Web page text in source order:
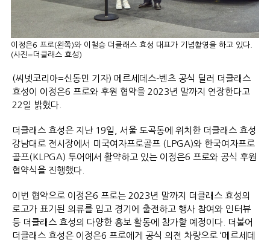
이정은6 프로(왼쪽)와 이철승 더클래스 효성 대표가 기념촬영을 하고 있다.
(사진=더클래스 효성)
(씨넷코리아=신동민 기자) 메르세데스-벤츠 공식 딜러 더클래스
효성이 이정은6 프로와 후원 협약을 2023년 말까지 연장한다고
22일 밝혔다.
더클래스 효성은 지난 19일, 서울 도곡동에 위치한 더클래스 효성
강남대로 전시장에서 미국여자프로골프 (LPGA)와 한국여자프로
골프(KLPGA) 투어에서 활약하고 있는 이정은6 프로와 공식 후원
협약식을 진행했다.
이번 협약으로 이정은6 프로는 2023년 말까지 더클래스 효성의
로고가 표기된 의류를 입고 경기에 출전하고 행사 참여와 인터뷰
등 더클래스 효성의 다양한 홍보 활동에 참가할 예정이다. 더불어
더클래스 효성은 이정은6 프로에게 공식 의전 차량으로 ‘메르세데